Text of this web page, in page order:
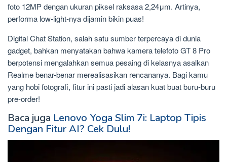
foto 12MP dengan ukuran piksel raksasa 2,24μm. Artinya,
performa low-light-nya dijamin bikin puas!
Digital Chat Station, salah satu sumber terpercaya di dunia
gadget, bahkan menyatakan bahwa kamera telefoto GT 8 Pro
berpotensi mengalahkan semua pesaing di kelasnya asalkan
Realme benar-benar merealisasikan rencananya. Bagi kamu
yang hobi fotografi, fitur ini pasti jadi alasan kuat buat buru-buru
pre-order!
Baca juga Lenovo Yoga Slim 7i: Laptop Tipis
Dengan Fitur AI? Cek Dulu!